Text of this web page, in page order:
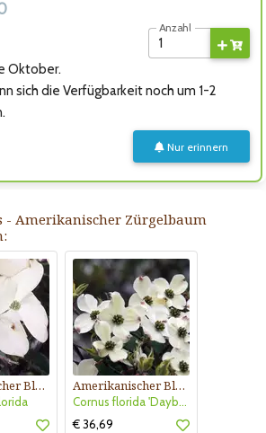
Anzahl
Oktober.
sich die Verfügbarkeit noch um 1-2
Nur erinnern
- Amerikanischer Zürgelbaum
Amerikanischer Blumenhartriegel Amerikanischer Blumenhartriegel
Cornus florida 'Daybreak'
€ 36,69